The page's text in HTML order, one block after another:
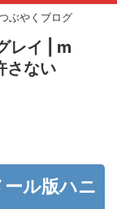
ぶやくブログ
レイ | m
さない
ル版ハニ